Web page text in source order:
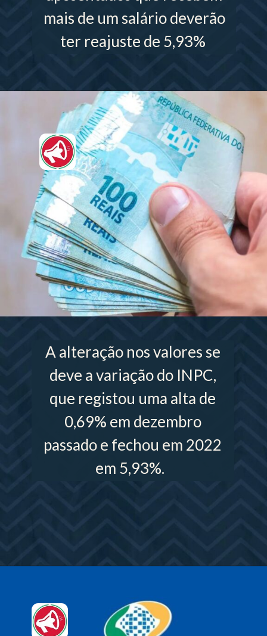
mais de um salário deverão
ter reajuste de 5,93%
A alteração nos valores se
deve a variação do INPC,
que registou uma alta de
0,69% em dezembro
passado e fechou em 2022
em 5,93%.